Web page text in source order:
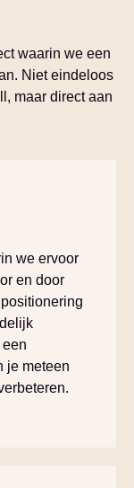
waarin we een
Niet eindeloos
maar direct aan
we ervoor
en door
je meteen